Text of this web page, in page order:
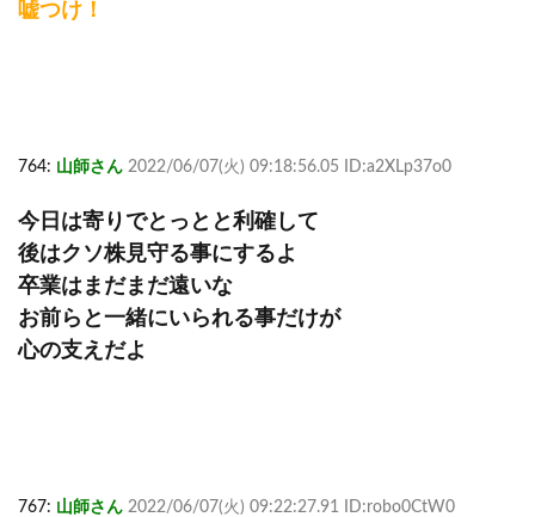
嘘つけ！
764: 山師さん 2022/06/07(火) 09:18:56.05 ID:a2XLp37o0
今日は寄りでとっとと利確して
後はクソ株見守る事にするよ
卒業はまだまだ遠いな
お前らと一緒にいられる事だけが
心の支えだよ
767: 山師さん 2022/06/07(火) 09:22:27.91 ID:robo0CtW0